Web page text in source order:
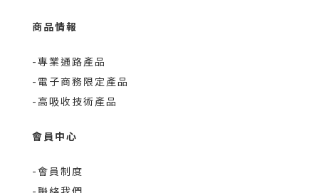
商品情報
-專業通路產品
-電子商務限定產品
-高吸收技術產品
會員中心
-會員制度